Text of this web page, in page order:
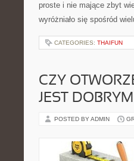
proste i nie mające zbyt
wyróżniało się spośród
CATEGORIES: THAIFUN
CZY
JEST
POSTED BY ADMIN